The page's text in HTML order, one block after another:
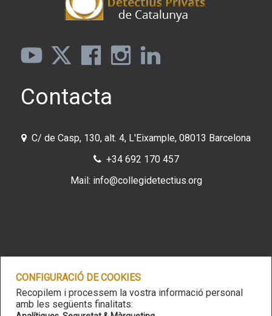
Contacta
C/ de Casp, 130, alt. 4, L'Eixample, 08013 Barcelona
+34 692 170 457
Mail: info@collegidetectius.org
Avís legal-Política de privacita
CONFIGURACIÓ DE COOKIES
Recopilem i processem la vostra informació personal
amb les següents finalitats: